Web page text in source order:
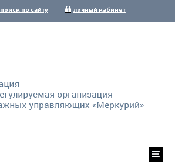
поиск по сайту личный кабинет